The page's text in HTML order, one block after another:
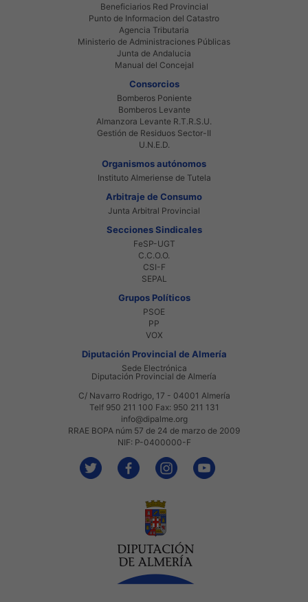
Beneficiarios Red Provincial
Punto de Informacion del Catastro
Agencia Tributaria
Ministerio de Administraciones Públicas
Junta de Andalucia
Manual del Concejal
Consorcios
Bomberos Poniente
Bomberos Levante
Almanzora Levante R.T.R.S.U.
Gestión de Residuos Sector-II
U.N.E.D.
Organismos autónomos
Instituto Almeriense de Tutela
Arbitraje de Consumo
Junta Arbitral Provincial
Secciones Sindicales
FeSP-UGT
C.C.O.O.
CSI-F
SEPAL
Grupos Políticos
PSOE
PP
VOX
Diputación Provincial de Almería
Sede Electrónica
Diputación Provincial de Almería
C/ Navarro Rodrigo, 17 - 04001 Almería
Telf 950 211 100 Fax: 950 211 131
info@dipalme.org
RRAE BOPA núm 57 de 24 de marzo de 2009
NIF: P-0400000-F